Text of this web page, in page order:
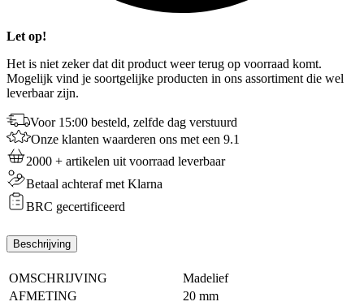
Let op!
Het is niet zeker dat dit product weer terug op voorraad komt.
Mogelijk vind je soortgelijke producten in ons assortiment die wel
leverbaar zijn.
Voor 15:00 besteld, zelfde dag verstuurd
Onze klanten waarderen ons met een 9.1
2000 + artikelen uit voorraad leverbaar
Betaal achteraf met Klarna
BRC gecertificeerd
Beschrijving
OMSCHRIJVING
Madelief
AFMETING
20 mm